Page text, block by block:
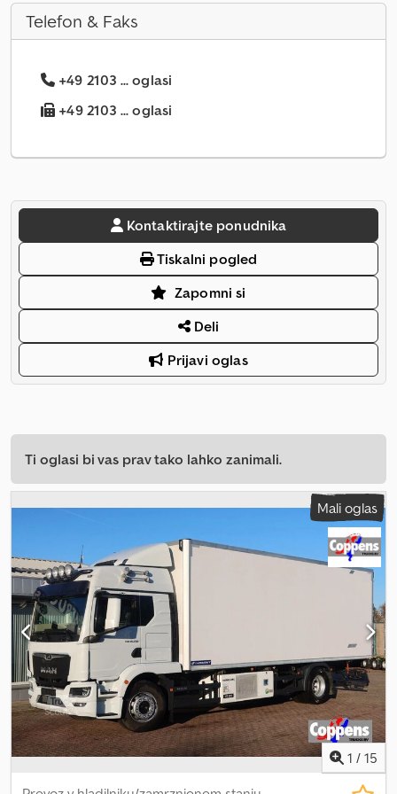
Telefon & Faks
+49 2103 ... oglasi
+49 2103 ... oglasi
Kontaktirajte ponudnika
Tiskalni pogled
Zapomni si
Deli
Prijavi oglas
Ti oglasi bi vas prav tako lahko zanimali.
Mali oglas
1 / 15